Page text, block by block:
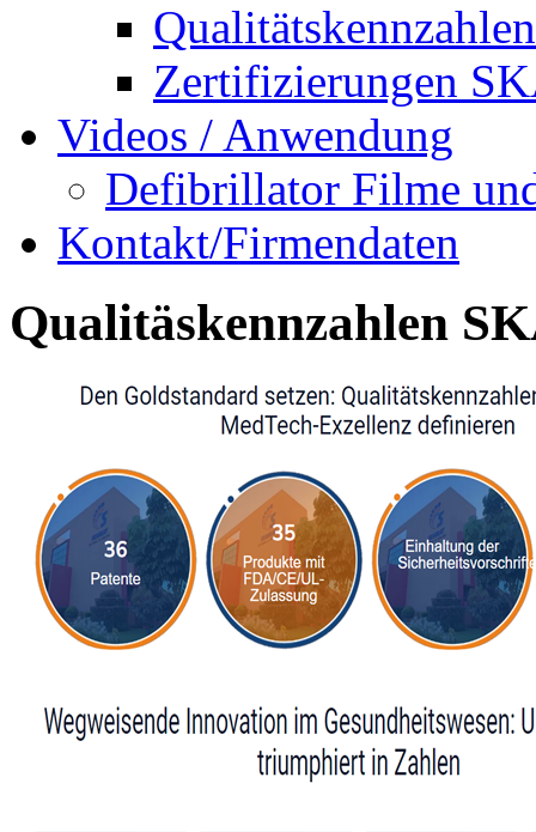
Zertifizierungen
Videos / Anwendung
Defibrillator Filme
Kontakt/Firmendaten
Qualitäskennzahlen